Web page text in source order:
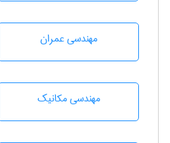
مهندسی عمران
مهندسی مکانیک